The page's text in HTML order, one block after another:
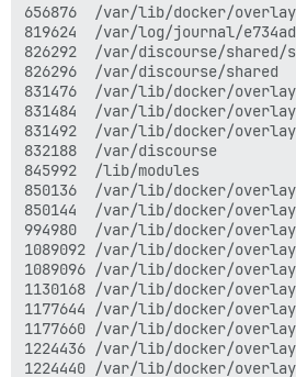
656876  /var/lib/docker/overlay2/
819624  /var/log/journal/
826292  /var/discourse/shared/
826296  /var/discourse/shared
831476  /var/lib/docker/overlay2/
831484  /var/lib/docker/overlay2/
831492  /var/lib/docker/overlay2/
832188  /var/discourse
845992  /lib/modules
850136  /var/lib/docker/overlay2/
850144  /var/lib/docker/overlay2/
994980  /var/lib/docker/
1089092 /var/lib/docker/overlay2/
1089096 /var/lib/docker/overlay2/
1130168 /var/lib/docker/overlay2/
1177644 /var/lib/docker/overlay2/
1177660 /var/lib/docker/overlay2/
1224436 /var/lib/docker/
1224440 /var/lib/docker/